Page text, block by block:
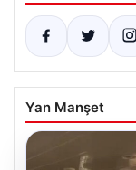
Yan Manşet